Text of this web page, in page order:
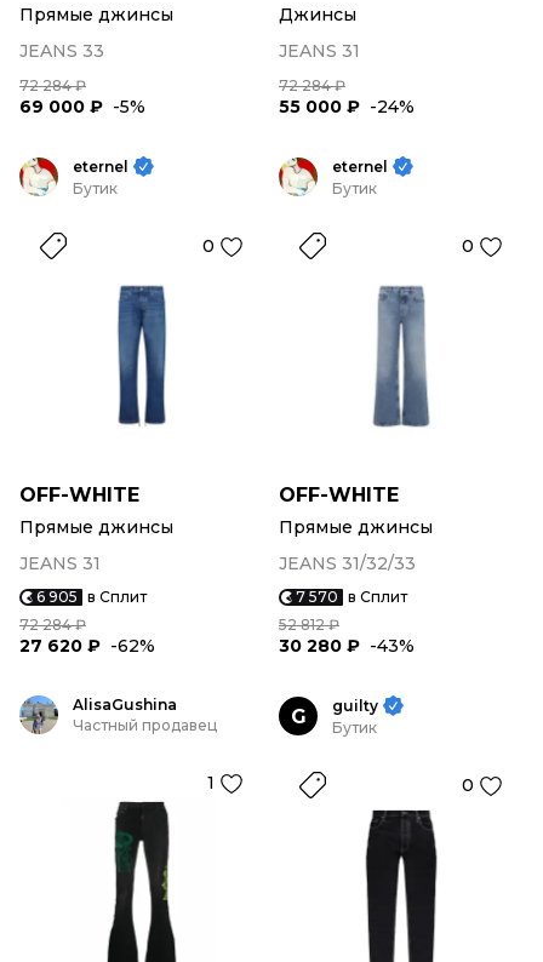
Прямые джинсы
JEANS 33
72 284 ₽
69 000 ₽ -5%
Джинсы
JEANS 31
72 284 ₽
55 000 ₽ -24%
eternel
Бутик
0
OFF-WHITE
Прямые джинсы
JEANS 31
6 905 в Сплит
72 284 ₽
27 620 ₽ -62%
eternel
Бутик
0
OFF-WHITE
Прямые джинсы
JEANS 31/32/33
7 570 в Сплит
52 812 ₽
30 280 ₽ -43%
AlisaGushina
Частный продавец
1
G
guilty
Бутик
0